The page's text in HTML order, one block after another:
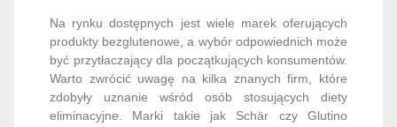
Na rynku dostępnych jest wiele marek oferujących
produkty bezglutenowe, a wybór odpowiednich może
być przytłaczający dla początkujących konsumentów.
Warto zwrócić uwagę na kilka znanych firm, które
zdobyły uznanie wśród osób stosujących diety
eliminacyjne. Marki takie jak Schär czy Glutino